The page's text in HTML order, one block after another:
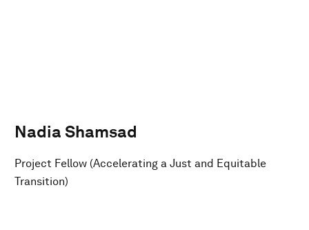
Nadia Shamsad
Project Fellow (Accelerating a Just and Equitable
Transition)